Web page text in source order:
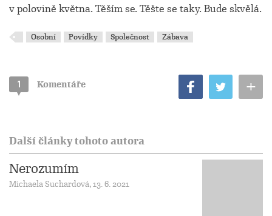
v polovině května. Těším se. Těšte se taky. Bude skvělá.
Osobní Povídky Společnost Zábava
1 Komentáře +
Další články tohoto autora
Nerozumím
Michaela Suchardová, 13. 6. 2021